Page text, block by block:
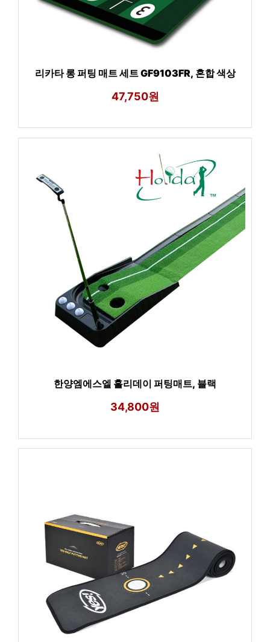
리카타 롱 퍼팅 매트 세트 GF9103FR, 혼합 색상
47,750원
한양엠에스엘 홀리데이 퍼팅매트, 블랙
34,800원